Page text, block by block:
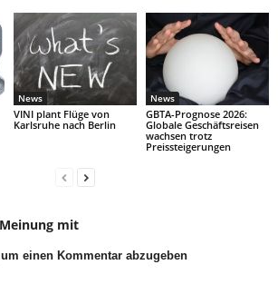
News
VINI plant Flüge von
Karlsruhe nach Berlin
News
GBTA-Prognose 2026:
Globale Geschäftsreisen
wachsen trotz
Preissteigerungen
mit
einen Kommentar abzugeben